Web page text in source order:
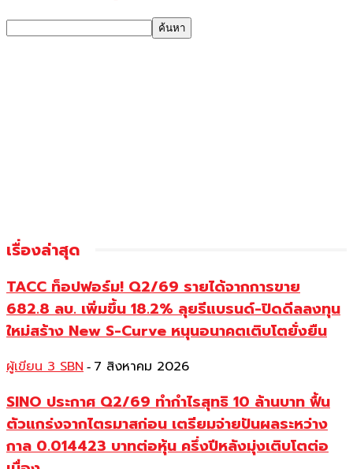
เรื่องล่าสุด
TACC ท็อปฟอร์ม! Q2/69 รายได้จากการขาย
682.8 ลบ. เพิ่มขึ้น 18.2% ลุยรีแบรนด์-ปิดดีลลงทุน
ใหม่สร้าง New S-Curve หนุนอนาคตเติบโตยั่งยืน
ผู้เขียน 3 SBN - 7 สิงหาคม 2026
SINO ประกาศ Q2/69 ทำกำไรสุทธิ 10 ล้านบาท ฟื้น
ตัวแกร่งจากไตรมาสก่อน เตรียมจ่ายปันผลระหว่าง
กาล 0.014423 บาทต่อหุ้น ครึ่งปีหลังมุ่งเติบโตต่อ